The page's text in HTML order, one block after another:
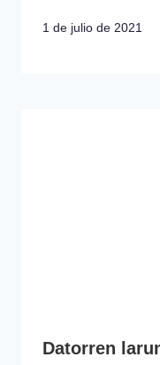
1 de julio de 2021
Datorren